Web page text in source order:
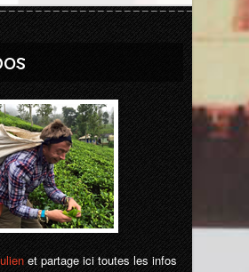
et partage ici toutes les infos